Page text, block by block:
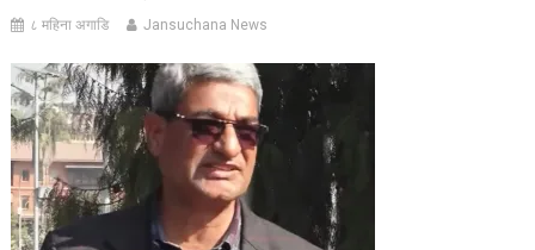
८ महिना अगाडि Jansuchana News